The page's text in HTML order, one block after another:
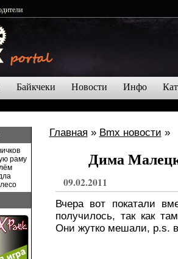
Байкчеки Новости Инфо
Главная » Bmx новости »
Дима
09.02.2011
Вчера вот покатали
получилось, так как
Они жутко мешали, p.s.
раму